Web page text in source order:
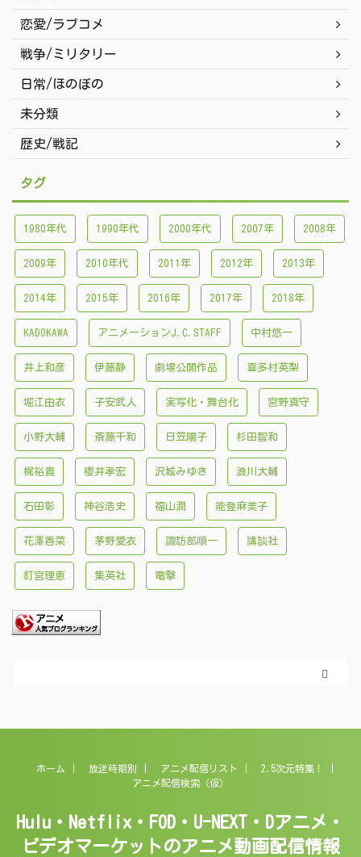
恋愛/ラブコメ
戦争/ミリタリー
日常/ほのぼの
未分類
歴史/戦記
タグ
1980年代 1990年代 2000年代 2007年 2008年
2009年 2010年代 2011年 2012年 2013年
2014年 2015年 2016年 2017年 2018年
KADOKAWA アニメーションJ.C.STAFF 中村悠一
井上和彦 伊藤静 劇場公開作品 喜多村英梨
堀江由衣 子安武人 実写化・舞台化 宮野真守
小野大輔 斎藤千和 日笠陽子 杉田智和
梶裕貴 櫻井孝宏 沢城みゆき 浪川大輔
石田彰 神谷浩史 福山潤 能登麻美子
花澤香菜 茅野愛衣 諏訪部順一 講談社
釘宮理恵 集英社 電撃
ホーム 放送時期別 アニメ配信リスト
2.5次元特集！
アニメ配信検索（仮）
Hulu・Netflix・FOD・U-NEXT・Dアニメ・
ビデオマーケットのアニメ動画配信情報